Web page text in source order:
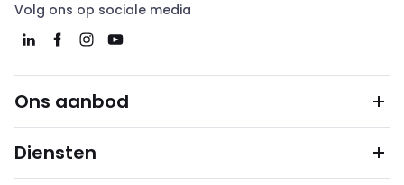
Volg ons op sociale media
Ons aanbod
Diensten